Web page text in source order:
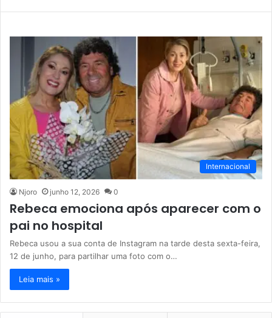
Internacional
Njoro junho 12, 2026 0
Rebeca emociona após aparecer com o
pai no hospital
Rebeca usou a sua conta de Instagram na tarde desta sexta-feira,
12 de junho, para partilhar uma foto com o…
Leia mais »